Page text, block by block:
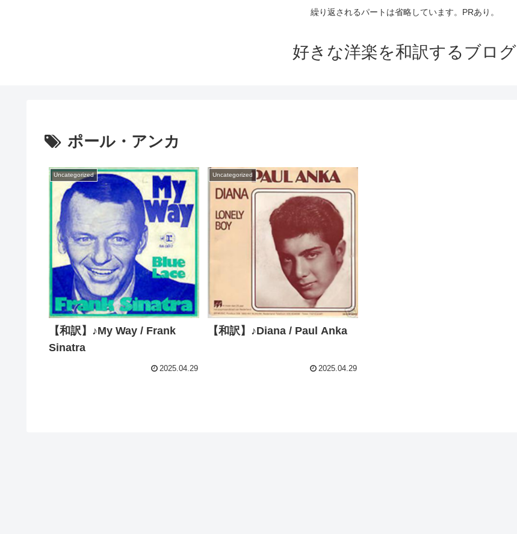
繰り返されるパートは省略しています。PRあり。
好きな洋楽を和訳するブログ
ポール・アンカ
Uncategorized
【和訳】♪My Way / Frank
Sinatra
2025.04.29
Uncategorized
【和訳】♪Diana / Paul Anka
2025.04.29